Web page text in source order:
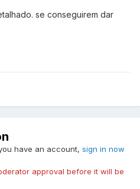
se conseguirem dar
have an account, sign in now
approval before it will be